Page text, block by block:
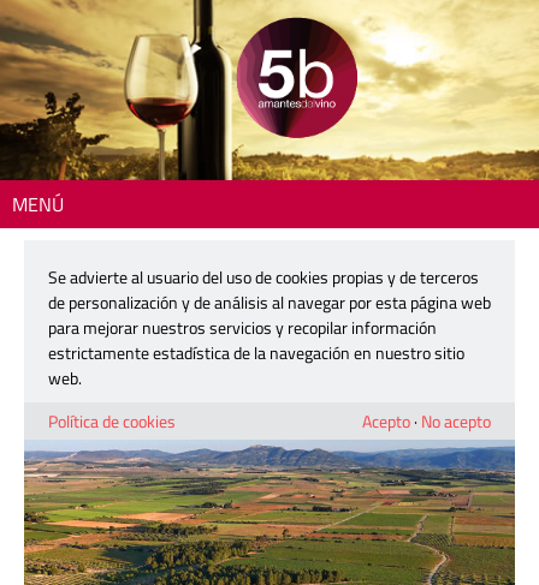
MENÚ
Terres dels Alforins: la tierra que
respira en vino
18 febrero, 2026
Se advierte al usuario del uso de cookies propias y de terceros
de personalización y de análisis al navegar por esta página web
para mejorar nuestros servicios y recopilar información
estrictamente estadística de la navegación en nuestro sitio
web.
Política de cookies
Acepto· No acepto